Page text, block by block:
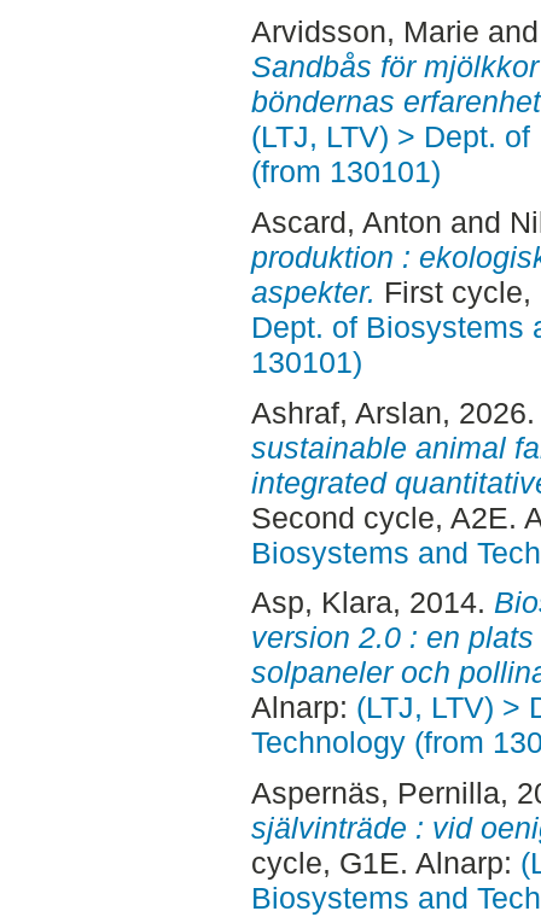
Arvidsson, Marie
Sandbås för
böndernas
(LTJ, LTV) > Dept.
(from 130101)
Ascard, Anton and
produktion :
aspekter. First
Dept. of Biosystems
130101)
Ashraf, Arslan,
sustainable animal
integrated
Second cycle, A2E.
Biosystems and
Asp, Klara, 2014.
version 2.0 : en
solpaneler och
Alnarp: (LTJ, LTV) >
Technology (from
Aspernäs, Pernilla,
självinträde : vid
cycle, G1E. Alnarp:
Biosystems and